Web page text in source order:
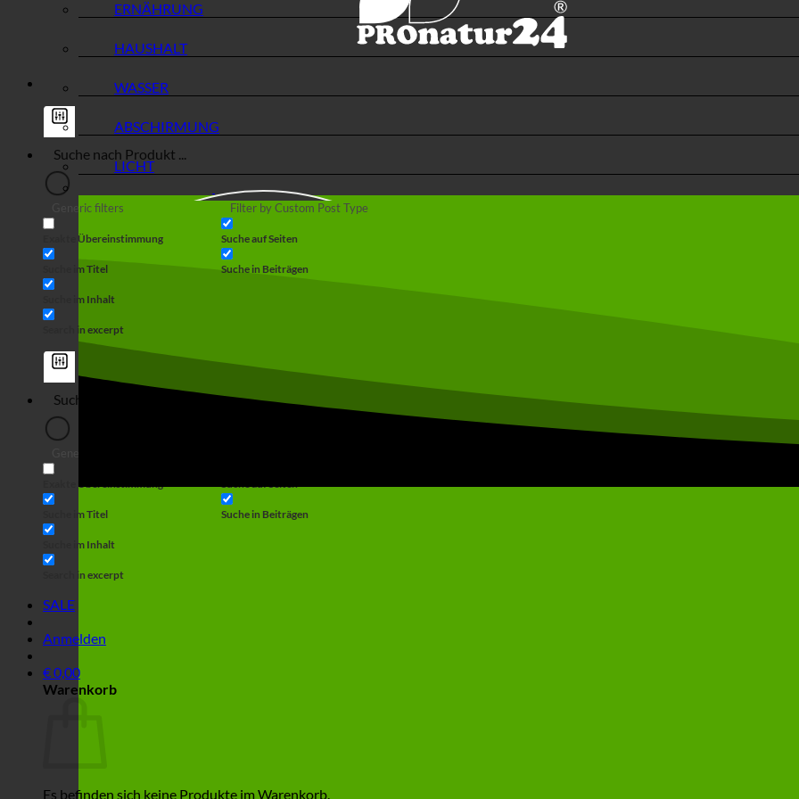
Generic filters
Exakte Übereinstimmung
Suche im Titel
Suche im Inhalt
Search in excerpt
Filter by Custom Post Type
Suche auf Seiten
Suche in Beiträgen
Exakte Übereinstimmung
Suche im Titel
Suche im Inhalt
Search in excerpt
Suche auf Seiten
Suche in Beiträgen
SALE
Anmelden
€0,00
Warenkorb
Es befinden sich keine Produkte im Warenkorb.
ERNÄHRUNG
HAUSHALT
WASSER
ABSCHIRMUNG
LICHT